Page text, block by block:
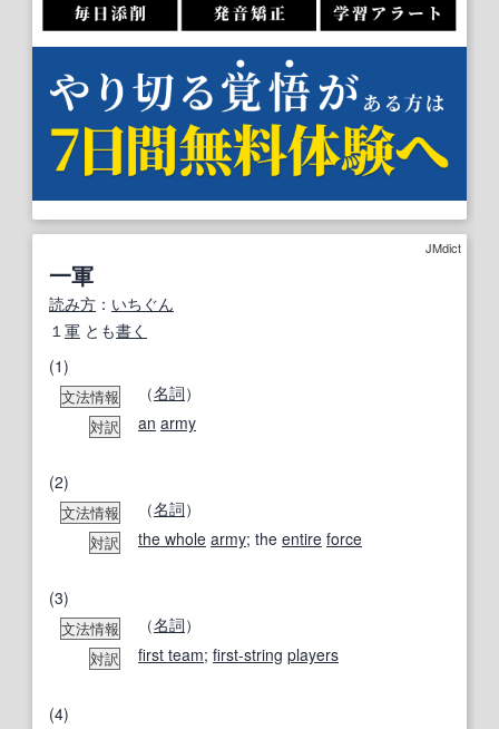
JMdict
一軍
読み方 ： いちぐん
１ 軍 とも書く
(1)
文法情報 （名詞）
対訳 an army
(2)
文法情報 （名詞）
対訳 the whole army; the entire force
(3)
文法情報 （名詞）
対訳 first team; first-string players
(4)